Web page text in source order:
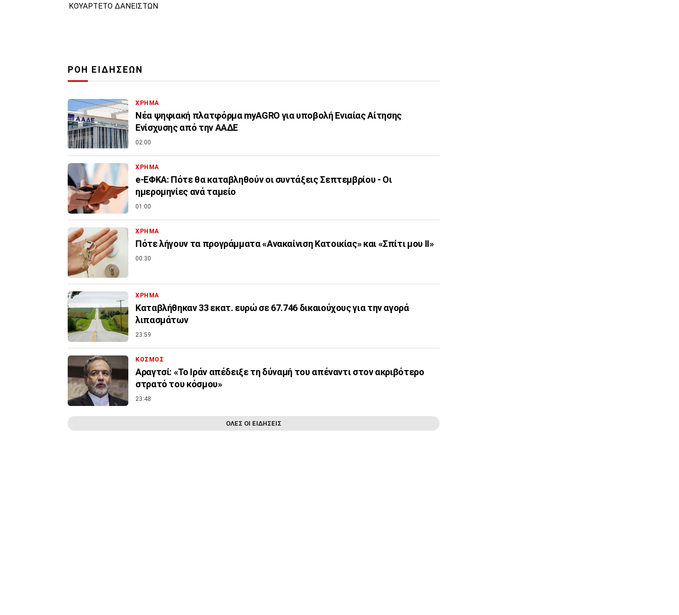
ΚΟΥΑΡΤΕΤΟ ΔΑΝΕΙΣΤΩΝ
ΡΟΗ ΕΙΔΗΣΕΩΝ
ΧΡΗΜΑ
Νέα ψηφιακή πλατφόρμα myAGRO για υποβολή Ενιαίας Αίτησης
Ενίσχυσης από την ΑΑΔΕ
02:00
ΧΡΗΜΑ
e-ΕΦΚΑ: Πότε θα καταβληθούν οι συντάξεις Σεπτεμβρίου - Οι
ημερομηνίες ανά ταμείο
01:00
ΧΡΗΜΑ
Πότε λήγουν τα προγράμματα «Ανακαίνιση Κατοικίας» και «Σπίτι μου ΙΙ»
00:30
ΧΡΗΜΑ
Καταβλήθηκαν 33 εκατ. ευρώ σε 67.746 δικαιούχους για την αγορά
λιπασμάτων
23:59
ΚΟΣΜΟΣ
Αραγτσί: «Το Ιράν απέδειξε τη δύναμή του απέναντι στον ακριβότερο
στρατό του κόσμου»
23:48
ΟΛΕΣ ΟΙ ΕΙΔΗΣΕΙΣ